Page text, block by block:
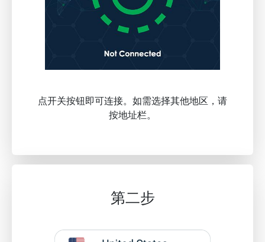
点开关按钮即可连接。如需选择其他地区，请
按地址栏。
第二步